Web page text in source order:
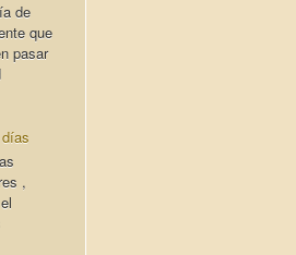
de
que
pasar
,